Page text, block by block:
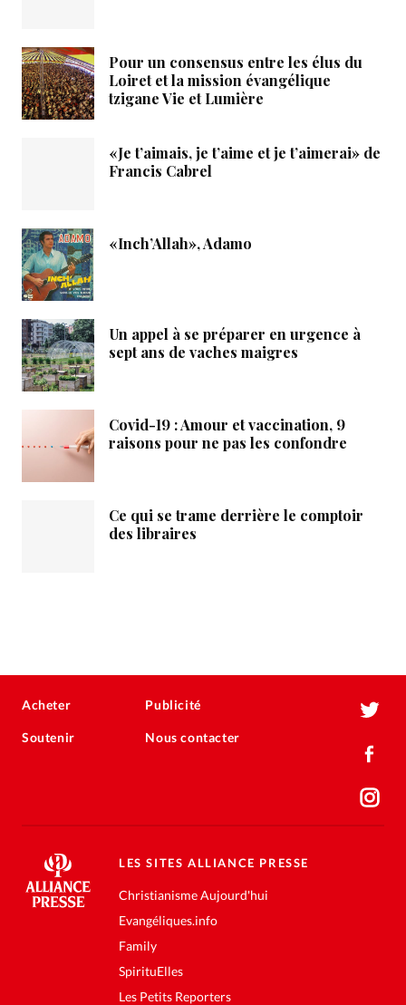
Pour un consensus entre les élus du
Loiret et la mission évangélique
tzigane Vie et Lumière
«Je t’aimais, je t’aime et je t’aimerai» de
Francis Cabrel
«Inch’Allah», Adamo
Un appel à se préparer en urgence à
sept ans de vaches maigres
Covid-19 : Amour et vaccination, 9
raisons pour ne pas les confondre
Ce qui se trame derrière le comptoir
des libraires
Acheter
Soutenir
Publicité
Nous contacter
LES SITES ALLIANCE PRESSE
Christianisme Aujourd'hui
Evangéliques.info
Family
SpirituElles
Les Petits Reporters